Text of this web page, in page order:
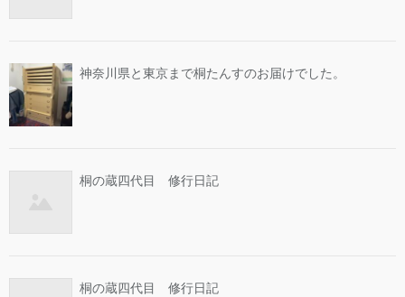
神奈川県と東京まで桐たんすのお届けでした。
桐の蔵四代目 修行日記
桐の蔵四代目 修行日記